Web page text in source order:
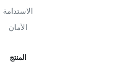
الاستدامة
الأمان
المنتج